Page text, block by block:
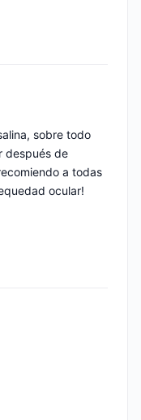
sobre todo
después de
a todas
ocular!